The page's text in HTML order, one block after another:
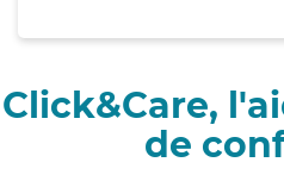
Click&Care,
de